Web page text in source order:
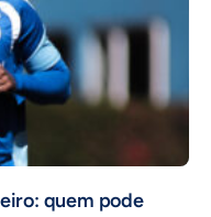
quem pode